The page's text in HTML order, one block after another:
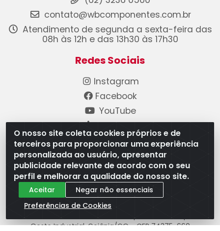
O nosso site coleta cookies próprios e de
terceiros para proporcionar uma experiência
personalizada ao usuário, apresentar
publicidade relevante de acordo com o seu
perfil e melhorar a qualidade do nosso site.
Aceitar
Negar não essenciais
Preferências de Cookies
contato@wbcomponentes.com.br
Atendimento de segunda a sexta-feira das
08h às 12h e das 13h30 às 17h30
Redes Sociais
Instagram
Facebook
YouTube
Linkedin
Formas de Pagamento
WB Componentes Automotivos LTDA - CNPJ
Oeste Industrial, Goiânia/GO - CEP 74375-660